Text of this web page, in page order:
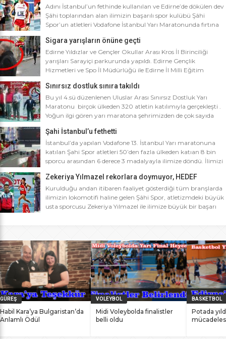
Adını İstanbul’un fethinde kullanılan ve Edirne’de dökülen dev
Şâhi toplarından alan ilimizin başarılı spor kulübü Şâhi
Spor’un atletleri Vodafone İstanbul Yarı Maratonunda fırtına
Vodafone İstanbul Yarı Maratonu’na ilimizden Şâhi Spor 5
sporcusuyla katıldı. Vodafone İstanbul Yarı Maratonu 10 bin
metre yarışına toplamda 4 bin […]
Sigara yarışların önüne geçti
Edirne Yıldızlar ve Gençler Okullar Arası Kros İl Birinciliği
yarışları Sarayiçi parkurunda yapıldı. Edirne Gençlik
Hizmetleri ve Spo İl Müdürlüğü ile Edirne İl Milli Eğitim
Birinciliği yarışları Sarayiçi parkurunda yapıldı. Oldukça soğuk
ve yağmurlu bir havada düzenlenen yarışlara katılımın
yoğun olması atletizm adına sevindirici bulunurken Atletizm
Federasyonu İl […]
Sınırsız dostluk sınıra takıldı
Bu yıl 4.sü düzenlenen Uluslar Arası Sınırsız Dostluk Yarı
Maratonu birçok ülkeden 320 atletin katılımıyla gerçekleşti .
Yoğun ilgi gören yarı maratona şehrimizden de çok sayıda
Ali Soydan tarafından yeni kurulmasına rağmen bir çok
branşta başarıdan başarıya koşan Edirne Al Kan Spor Kulübü
de […]
Şahi İstanbul’u fethetti
İstanbul’da yapılan Vodafone 13. İstanbul Yarı maratonuna
katılan Şahi Spor atletleri 50’den fazla ülkeden katıan 8 bin
sporcu arasından 6 derece 3 madalyayla ilimize döndü. İlimizi
spor, başarılarına bir yensini ekledi. İstanbul’da yapılan ve
50’yi aşkın ülkeden 8 bin sporcunun katıldığı Vodafone 13.
İstanbul Yarı Maratonuna katılan […]
Zekeriya Yılmazel rekorlara doymuyor, HEDEF
OLİMPİYAT ŞAMPİYONLUĞU
Kurulduğu andan itibaren faaliyet gösterdiği tüm branşlarda
ilimizin lokomotifi haline gelen Şâhi Spor, atletizmdeki büyük
usta sporcusu Zekeriya Yılmazel ile ilimize büyük bir başarı
başarılarına yenilerini ekledi. İstanbul Ataköy’de 11-12 Mart
2017 tarihlerinde düzenlenen Masterlar […]
GÜREŞ
Habil Kara’ya Bulgaristan’da
Anlamlı Ödül
VOLEYBOL
Midi Voleybolda finalistler
belli oldu
BASKETBOL
Potada